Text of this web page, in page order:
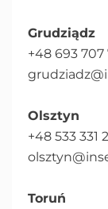
Grudziądz
+48 693 707
Olsztyn
+48 533 331
Toruń